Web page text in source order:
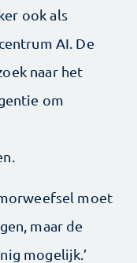
ook als
AI. De
naar het
om
moet
maar de
mogelijk.’